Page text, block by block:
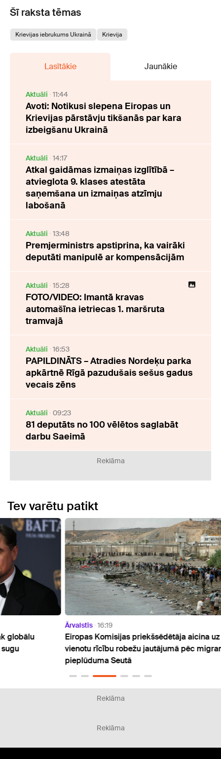
Šī raksta tēmas
Krievijas iebrukums Ukrainā Krievija
Lasītākie Jaunākie
Aktuāli 11:44
Avoti: Notikusi slepena Eiropas un
Krievijas pārstāvju tikšanās par kara
izbeigšanu Ukrainā
Aktuāli 14:17
Atkal gaidāmas izmaiņas izglītībā –
atvieglota 9. klases atestāta
saņemšana un izmaiņas atzīmju
labošanā
Aktuāli 13:48
Premjerministrs apstiprina, ka vairāki
deputāti manipulē ar kompensācijām
Aktuāli 15:28
FOTO/VIDEO: Imantā kravas
automašīna ietriecas 1. maršruta
tramvajā
Aktuāli 16:53
PAPILDINĀTS – Atradies Nordeķu parka
apkārtnē Rīgā pazudušais sešus gadus
vecais zēns
Aktuāli 09:23
81 deputāts no 100 vēlētos saglabāt
darbu Saeimā
Reklāma
Tev varētu patikt
16:19
Eiropas Komisijas priekšsēdētāja aicina uz
vienotu rīcību robežu jautājumā pēc migrantu
pieplūduma Seutā
Reklāma
Reklāma